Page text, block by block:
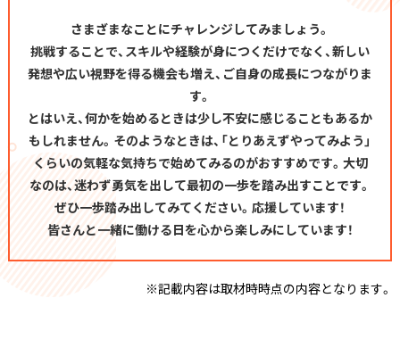
さまざまなことにチャレンジしてみましょう。
挑戦することで、スキルや経験が身につくだけでなく、新しい
発想や広い視野を得る機会も増え、ご自身の成長につながりま
す。
とはいえ、何かを始めるときは少し不安に感じることもあるか
もしれません。そのようなときは、「とりあえずやってみよう」
くらいの気軽な気持ちで始めてみるのがおすすめです。大切
なのは、迷わず勇気を出して最初の一歩を踏み出すことです。
ぜひ一歩踏み出してみてください。応援しています！
皆さんと一緒に働ける日を心から楽しみにしています！
※記載内容は取材時時点の内容となります。